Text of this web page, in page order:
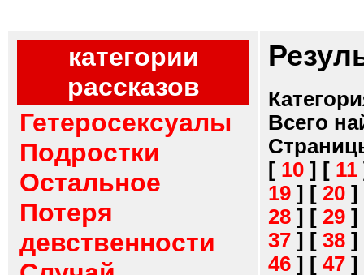
категории
рассказов
Гетеросексуалы
Подростки
Остальное
Потеря
девственности
Всего
[ 10 ] [ 11
19 ] [ 20 ]
28 ] [ 29 ]
37 ] [ 38 ]
46 ] [ 47 ]